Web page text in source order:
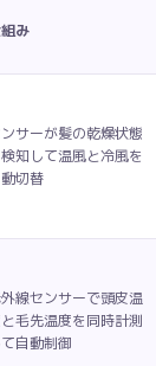
み
サーが髪の乾燥状態
知して温風と冷風を
切替
線センサーで頭皮温
毛先温度を同時計測
て自動制御